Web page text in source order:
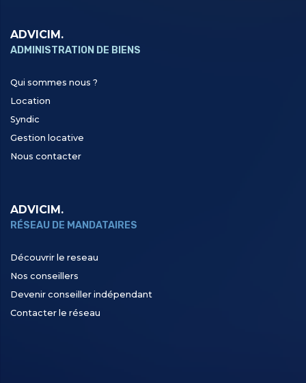
ADVICIM.
ADMINISTRATION DE BIENS
Qui sommes nous ?
Location
Syndic
Gestion locative
Nous contacter
ADVICIM.
RÉSEAU DE MANDATAIRES
Découvrir le reseau
Nos conseillers
Devenir conseiller indépendant
Contacter le réseau